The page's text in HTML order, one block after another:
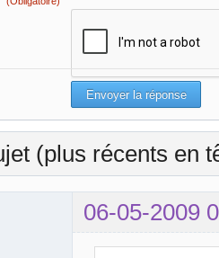
(plus récents en
06-05-2009